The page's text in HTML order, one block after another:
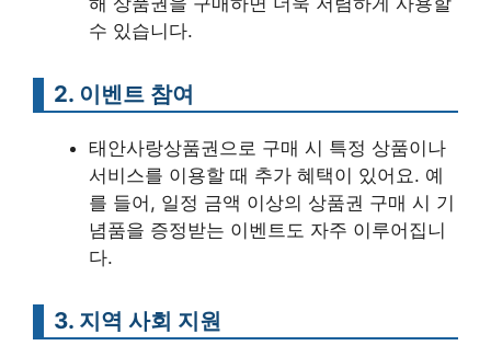
수 있습니다.
2. 이벤트 참여
태안사랑상품권으로 구매 시 특정 상품이나
서비스를 이용할 때 추가 혜택이 있어요. 예
를 들어, 일정 금액 이상의 상품권 구매 시 기
념품을 증정받는 이벤트도 자주 이루어집니
다.
3. 지역 사회 지원